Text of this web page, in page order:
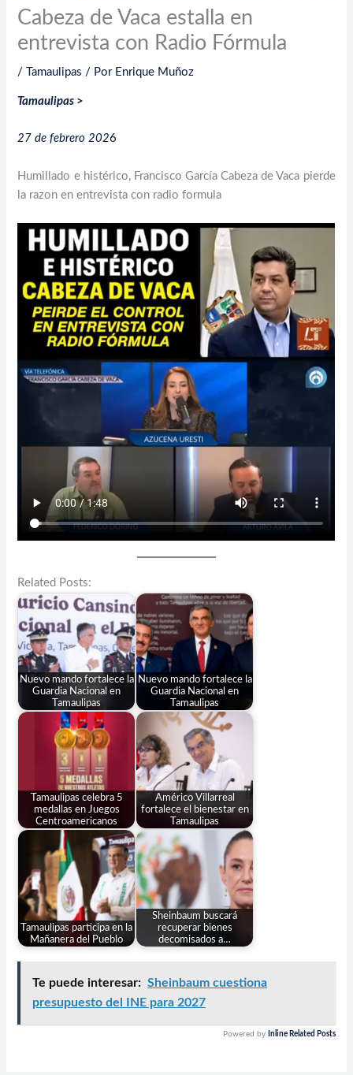
Cabeza de Vaca estalla en
entrevista con Radio Fórmula
/ Tamaulipas / Por Enrique Muñoz
Tamaulipas >
27 de febrero 2026
Humillado e histérico, Francisco García Cabeza de Vaca pierde
la razon en entrevista con radio formula
Related Posts:
Nuevo mando fortalece la
Guardia Nacional en
Tamaulipas
Nuevo mando fortalece la
Guardia Nacional en
Tamaulipas
Tamaulipas celebra 5
medallas en Juegos
Centroamericanos
Américo Villarreal
fortalece el bienestar en
Tamaulipas
Tamaulipas participa en la
Mañanera del Pueblo
Sheinbaum buscará
recuperar bienes
decomisados a…
Te puede interesar: Sheinbaum cuestiona
presupuesto del INE para 2027
Powered by Inline Related Posts